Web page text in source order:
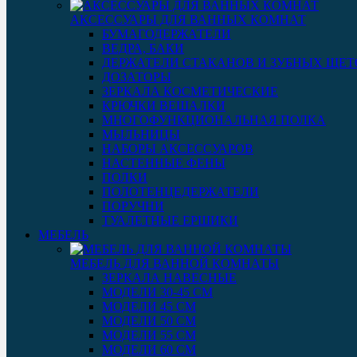
АКСЕССУАРЫ ДЛЯ ВАННЫХ КОМНАТ
БУМАГОДЕРЖАТЕЛИ
ВЕДРА, БАКИ
ДЕРЖАТЕЛИ СТАКАНОВ И ЗУБНЫХ
ДОЗАТОРЫ
ЗЕРКАЛА КОСМЕТИЧЕСКИЕ
КРЮЧКИ ВЕШАЛКИ
МНОГОФУНКЦИОНАЛЬНАЯ ПОЛКА
МЫЛЬНИЦЫ
НАБОРЫ АКСЕССУАРОВ
НАСТЕННЫЕ ФЕНЫ
ПОЛКИ
ПОЛОТЕНЦЕДЕРЖАТЕЛИ
ПОРУЧНИ
ТУАЛЕТНЫЕ ЕРШИКИ
МЕБЕЛЬ
МЕБЕЛЬ ДЛЯ ВАННОЙ КОМНАТЫ
ЗЕРКАЛА НАВЕСНЫЕ
МОДЕЛИ 30-45 СМ
МОДЕЛИ 45 СМ
МОДЕЛИ 50 СМ
МОДЕЛИ 55 СМ
МОДЕЛИ 60 СМ